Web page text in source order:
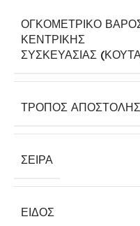
ΟΓΚΟΜΕΤΡΙΚΌ
ΚΕΝΤΡΙΚΉΣ
ΣΥΣΚΕΥΑΣΊΑΣ
ΤΡΌΠΟΣ ΑΠΟΣΤΟΛΉΣ
ΣΕΙΡΆ
ΕΊΔΟΣ